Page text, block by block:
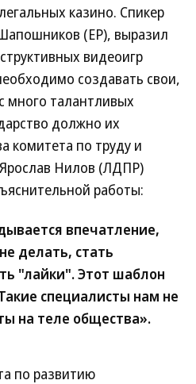
казино. Спикер
(ЕР), выразил
видеоигр
создавать свои,
много талантливых
должно их
комитета по труду и
Нилов (ЛДПР)
работы:
впечатление,
делать, стать
"лайки". Этот шаблон
специалисты нам не
на теле общества».
по развитию